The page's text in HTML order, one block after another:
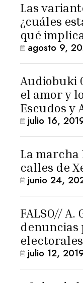
Las
¿cuáles
qué
agosto 9,
Audiobuki
el amor y
Escudos y
julio 16,
La marcha
calles de
junio 24,
FALSO// A.
denuncias
julio 12,